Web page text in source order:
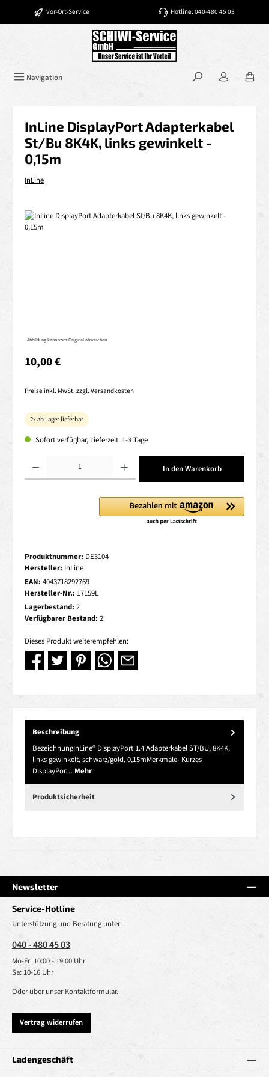
Zum Hauptinhalt springen
Vor-Ort-Service Hotline: 040-480 45 03
Navigation
InLine DisplayPort Adapterkabel
St/Bu 8K4K, links gewinkelt -
0,15m
InLine
Bildergalerie überspringen
Abbildung kann vom Original abweichen
Regulärer Preis:
10,00 €
Preise inkl. MwSt. zzgl. Versandkosten
2x ab Lager lieferbar
Sofort verfügbar, Lieferzeit: 1-3 Tage
Produkt Anzahl: Gib den gewünschten Wert ein oder benutze die Schaltflächen um
In den Warenkorb
Produktnummer: DE3104
Hersteller: InLine
EAN: 4043718292769
Hersteller-Nr.: 17159L
Lagerbestand: 2
Verfügbarer Bestand: 2
Dieses Produkt weiterempfehlen:
Beschreibung
BezeichnungInLine® DisplayPort 1.4 Adapterkabel ST/BU, 8K4K,
links gewinkelt, schwarz/gold, 0,15mMerkmale- Kurzes
DisplayPor… Mehr
Produktsicherheit
Newsletter
Service-Hotline
Unterstützung und Beratung unter:
040 - 480 45 03
Mo-Fr: 10:00 - 19:00 Uhr
Sa: 10-16 Uhr
Oder über unserKontaktformular.
Vertrag widerrufen
Ladengeschäft